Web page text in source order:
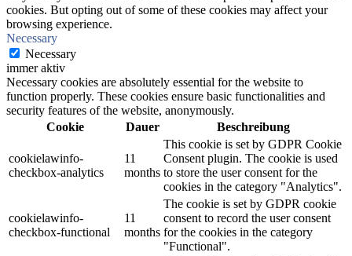
cookies. But opting out of some of these cookies may affect your
browsing experience.
Necessary
Necessary
immer aktiv
Necessary cookies are absolutely essential for the website to
function properly. These cookies ensure basic functionalities and
security features of the website, anonymously.
Cookie
Dauer Beschreibung
cookielawinfo-
checkbox-analytics
11
months
This cookie is set by GDPR Cookie
Consent plugin. The cookie is used
to store the user consent for the
cookies in the category "Analytics".
cookielawinfo-
checkbox-functional
11
months
The cookie is set by GDPR cookie
consent to record the user consent
for the cookies in the category
"Functional".